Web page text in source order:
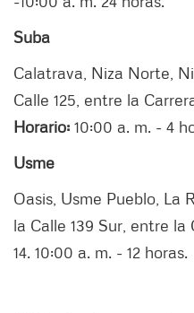
Suba
Calatrava, Niza Norte,
Calle 125, entre la
Horario: 10:00 a. m. - 4
Usme
Oasis, Usme Pueblo, La
la Calle 139 Sur, entre la
14. 10:00 a. m. - 12 horas.